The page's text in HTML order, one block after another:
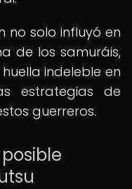
no solo influyó en
de los samuráis,
indeleble en
estrategias de
guerreros.